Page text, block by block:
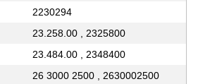
2230294
23.258.00 , 2325800
23.484.00 , 2348400
26 3000 2500 , 2630002500